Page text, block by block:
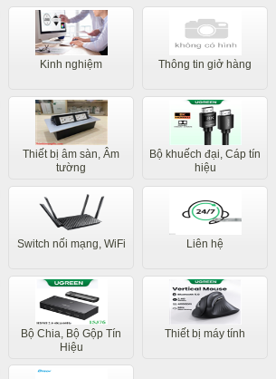
Kinh nghiệm Thông tin giở hàng
Thiết bị âm sàn, Âm
tường
Bộ khuếch đại, Cáp tín
hiệu
Switch nối mạng, WiFi Liên hệ
Bộ Chia, Bộ Gộp Tín
Hiệu
Thiết bị máy tính